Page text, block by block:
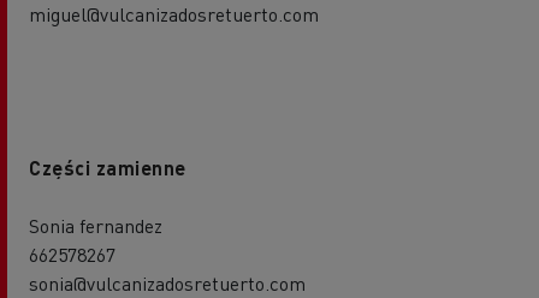
miguel@vulcanizadosretuerto.com
Części zamienne
Sonia fernandez
662578267
sonia@vulcanizadosretuerto.com